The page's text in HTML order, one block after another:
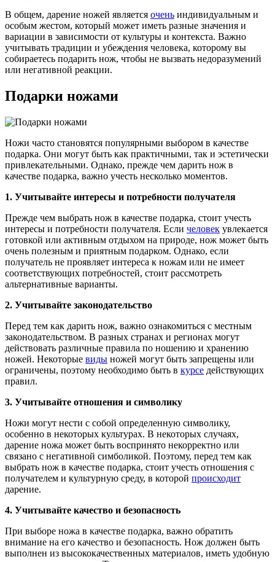
В общем, дарение ножей является очень индивидуальным и
особым жестом, который может иметь разные значения и
вариации в зависимости от культуры и контекста. Важно
учитывать традиции и убеждения человека, которому вы
собираетесь подарить нож, чтобы не вызвать недоразумений
или негативной реакции.
Подарки ножами
Ножи часто становятся популярными выбором в качестве
подарка. Они могут быть как практичными, так и эстетически
привлекательными. Однако, прежде чем дарить нож в
качестве подарка, важно учесть несколько моментов.
1. Учитывайте интересы и потребности получателя
Прежде чем выбрать нож в качестве подарка, стоит учесть
интересы и потребности получателя. Если человек увлекается
готовкой или активным отдыхом на природе, нож может быть
очень полезным и приятным подарком. Однако, если
получатель не проявляет интереса к ножам или не имеет
соответствующих потребностей, стоит рассмотреть
альтернативные варианты.
2. Учитывайте законодательство
Перед тем как дарить нож, важно ознакомиться с местным
законодательством. В разных странах и регионах могут
действовать различные правила по ношению и хранению
ножей. Некоторые виды ножей могут быть запрещены или
ограничены, поэтому необходимо быть в курсе действующих
правил.
3. Учитывайте отношения и символику
Ножи могут нести с собой определенную символику,
особенно в некоторых культурах. В некоторых случаях,
дарение ножа может быть воспринято некорректно или
связано с негативной симболикой. Поэтому, перед тем как
выбрать нож в качестве подарка, стоит учесть отношения с
получателем и культурную среду, в которой происходит
дарение.
4. Учитывайте качество и безопасность
При выборе ножа в качестве подарка, важно обратить
внимание на его качество и безопасность. Нож должен быть
выполнен из высококачественных материалов, иметь удобную